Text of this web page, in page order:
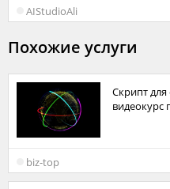
AIStudioAli
Похожие услуги
Скрипт для создания видео-сайтов +
видеокурс
biz-top